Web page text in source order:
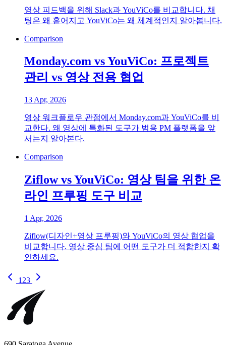
영상 피드백을 위해 Slack과 YouViCo를 비교합니다. 채
팅은 왜 흩어지고 YouViCo는 왜 체계적인지 알아봅니다.
Comparison
Monday.com vs YouViCo: 프로젝트
관리 vs 영상 전용 협업
13 Apr, 2026
영상 워크플로우 관점에서 Monday.com과 YouViCo를 비
교한다. 왜 영상에 특화된 도구가 범용 PM 플랫폼을 앞
서는지 알아본다.
Comparison
Ziflow vs YouViCo: 영상 팀을 위한 온
라인 프루핑 도구 비교
1 Apr, 2026
Ziflow(디자인+영상 프루핑)와 YouViCo의 영상 협업을
비교합니다. 영상 중심 팀에 어떤 도구가 더 적합한지 확
인하세요.
1 23